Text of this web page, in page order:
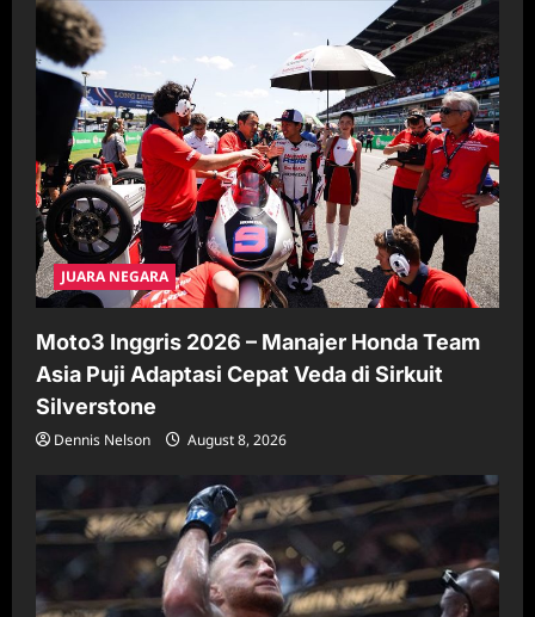
JUARA NEGARA
Moto3 Inggris 2026 – Manajer Honda Team
Asia Puji Adaptasi Cepat Veda di Sirkuit
Silverstone
Dennis Nelson August 8, 2026